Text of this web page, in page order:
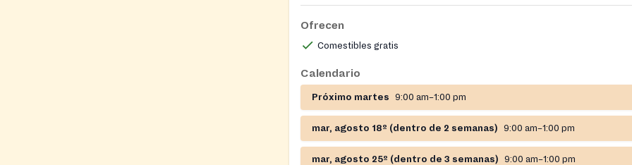
Ofrecen
Comestibles gratis
Calendario
Próximo martes 9:00 am–1:00 pm
mar, agosto 18º (dentro de 2 semanas) 9:00 am–1:00 pm
mar, agosto 25º (dentro de 3 semanas) 9:00 am–1:00 pm